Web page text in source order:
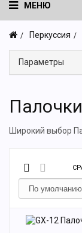
МЕНЮ
Перкуссия
Параметры
Широкий выбор